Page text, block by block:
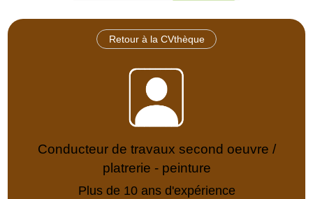
Retour à la CVthèque
Conducteur de travaux second oeuvre /
platrerie - peinture
Plus de 10 ans d'expérience